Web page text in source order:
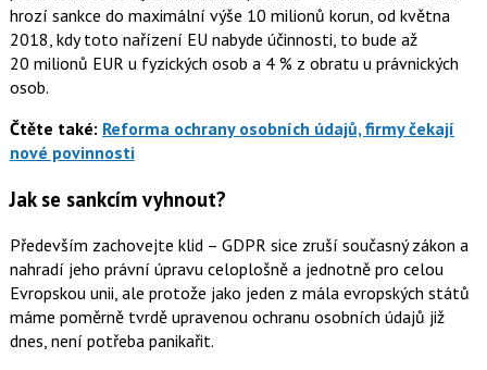
hrozí sankce do maximální výše 10 milionů korun, od května
2018, kdy toto nařízení EU nabyde účinnosti, to bude až
20 milionů EUR u fyzických osob a 4 % z obratu u právnických
osob.
Čtěte také: Reforma ochrany osobních údajů, firmy čekají
nové povinnosti
Jak se sankcím vyhnout?
Především zachovejte klid – GDPR sice zruší současný zákon a
nahradí jeho právní úpravu celoplošně a jednotně pro celou
Evropskou unii, ale protože jako jeden z mála evropských států
máme poměrně tvrdě upravenou ochranu osobních údajů již
dnes, není potřeba panikařit.